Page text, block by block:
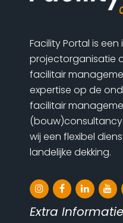
Facility Portal is
projectorganisatie
facilitair
expertise op de
facilitair
wij een flexibel
landelijke dekking.
instagram
facebook
linkedin
Extra Informatie